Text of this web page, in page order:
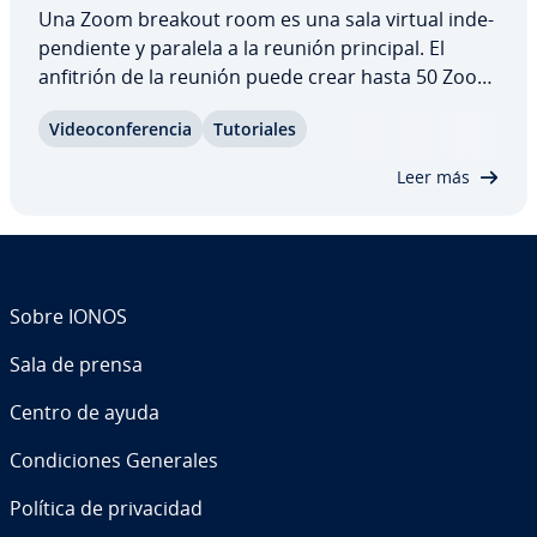
Una Zoom breakout room es una sala virtual in­de­
pe­n­die­n­te y paralela a la reunión principal. El
anfitrión de la reunión puede crear hasta 50 Zoom
má­ti­ca o ma­nua­l­me­n­te a los pa­r­ti­ci­pa­n­tes de la
Vi­deo­co­n­fe­re­n­cia Tu­to­ria­les
Leer más
Sobre IONOS
Sala de prensa
Centro de ayuda
Co­n­di­cio­nes Generales
Política de pri­va­ci­dad